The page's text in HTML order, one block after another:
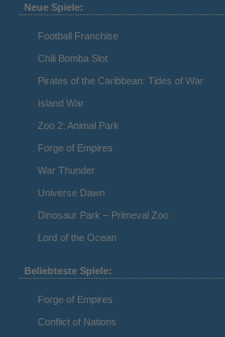
Neue Spiele:
Football Franchise
Chili Bomba Slot
Pirates of the Caribbean: Tides of War
Island War
Zoo 2: Animal Park
Forge of Empires
War Thunder
Universe Dawn
Dinosaur Park – Primeval Zoo
Lord of the Ocean
Beliebteste Spiele:
Forge of Empires
Conflict of Nations